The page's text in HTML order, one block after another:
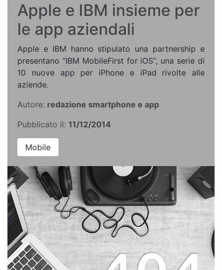
Apple e IBM insieme per
le app aziendali
Apple e IBM hanno stipulato una partnership e
presentano “IBM MobileFirst for iOS“, una serie di
10 nuove app per iPhone e iPad rivolte alle
aziende.
Autore: redazione smartphone e app
Pubblicato il: 11/12/2014
Mobile